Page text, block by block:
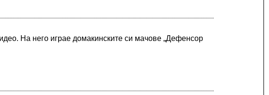
На него играе домакинските си мачове „Дефенсор